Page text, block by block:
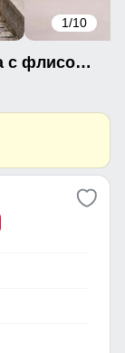
1/10
Женский костюм из софтшелла с флисом и мембраной — утепленный темно-синего цвета 09612TS